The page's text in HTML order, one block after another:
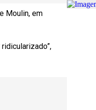
Moulin, em